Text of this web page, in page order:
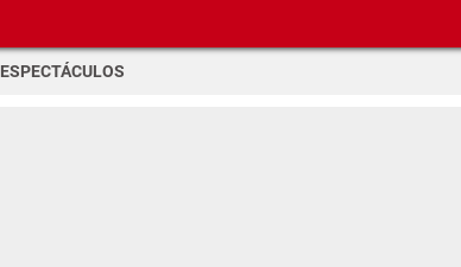
ESPECTÁCULOS